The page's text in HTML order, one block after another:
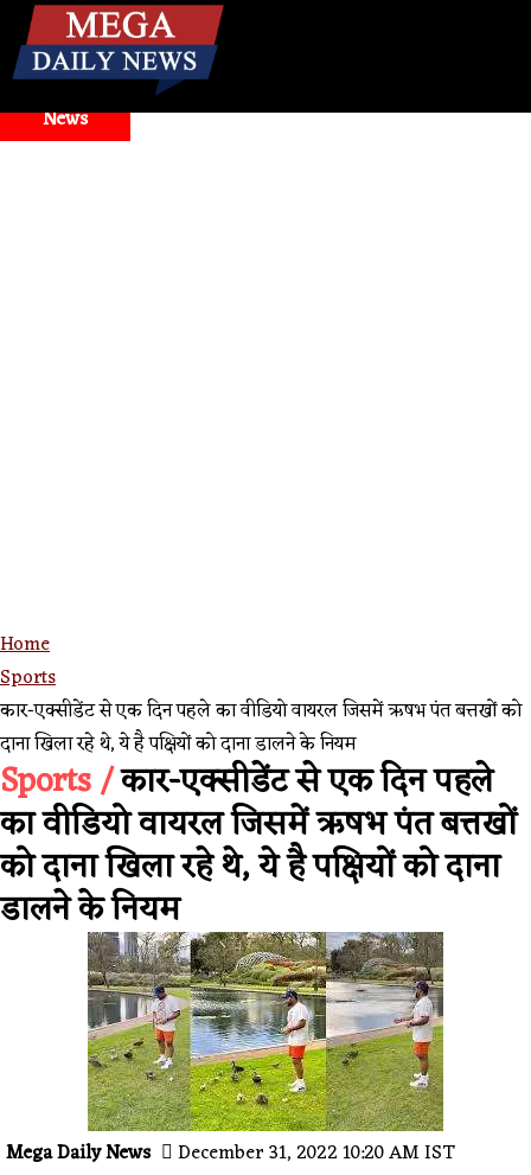
News
Home
Sports
कार-एक्सीडेंट से एक दिन पहले का वीडियो वायरल जिसमें ऋषभ पंत बत्तखों को
दाना खिला रहे थे, ये है पक्षियों को दाना डालने के नियम
Sports /कार-एक्सीडेंट से एक दिन पहले
का वीडियो वायरल जिसमें ऋषभ पंत बत्तखों
को दाना खिला रहे थे, ये है पक्षियों को दाना
डालने के नियम
Mega Daily News December 31, 2022 10:20 AM IST